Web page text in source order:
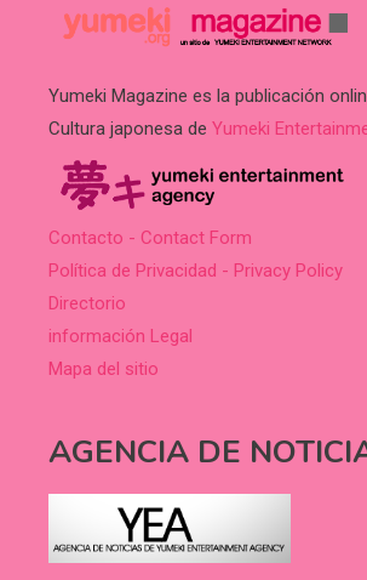
Yumeki Magazine es la publicación
Cultura japonesa de Yumeki
Contacto - Contact Form
Política de Privacidad - Privacy Policy
Directorio
información Legal
Mapa del sitio
AGENCIA DE